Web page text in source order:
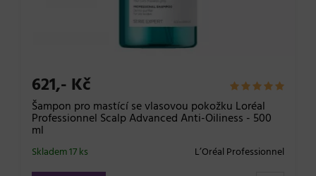
621,- Kč
Šampon pro mastící se vlasovou pokožku Loréal
Professionnel Scalp Advanced Anti-Oiliness - 500
ml
L’Oréal Professionnel
Skladem 17 ks